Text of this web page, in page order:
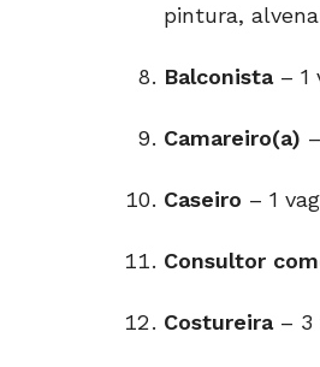
pintura,
Balconista– 1
Camareiro(a)
Caseiro – 1
Consultor
Costureira– 3